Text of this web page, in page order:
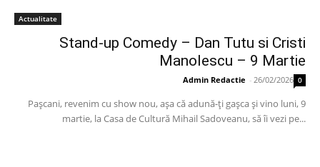
Actualitate
Stand-up Comedy – Dan Tutu si Cristi
Manolescu – 9 Martie
Admin Redactie - 26/02/2026 0
Paşcani, revenim cu show nou, aşa că adună-ţi gaşca şi vino luni, 9
martie, la Casa de Cultură Mihail Sadoveanu, să îi vezi pe...